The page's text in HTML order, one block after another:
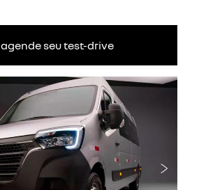
agende seu test-drive